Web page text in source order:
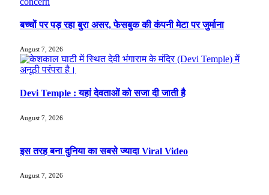
बच्चों पर पड़ रहा बुरा असर, फेसबुक की कंपनी मेटा पर जुर्माना
August 7, 2026
Devi Temple : यहां देवताओं को सजा दी जाती है
August 7, 2026
इस तरह बना दुनिया का सबसे ज्यादा Viral Video
August 7, 2026